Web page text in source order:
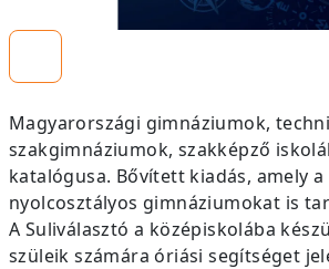
Magyarországi gimnáziumok,
szakgimnáziumok, szakképző
katalógusa. Bővített kiadás, amely a
nyolcosztályos gimnáziumokat is
A Suliválasztó a középiskolába
szüleik számára óriási segítséget